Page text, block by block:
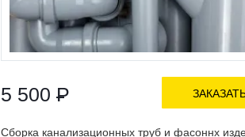
5 500 Р
Сборка канализационных труб и фасоннх